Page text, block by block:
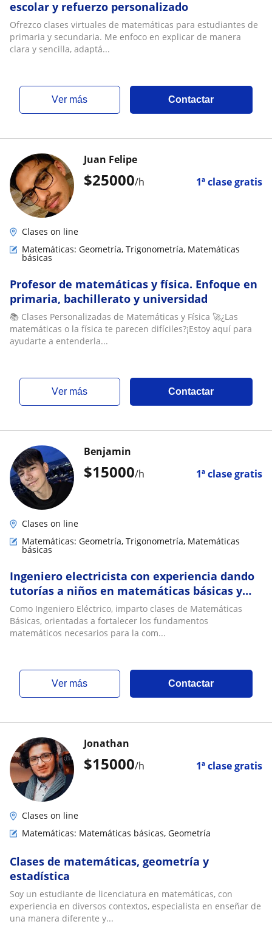
escolar y refuerzo personalizado
Ofrezco clases virtuales de matemáticas para estudiantes de
primaria y secundaria. Me enfoco en explicar de manera
clara y sencilla, adaptá...
ver más Contactar
$25000/h 1ª clase gratis
Juan Felipe
Clases on line
Matemáticas: Geometría, Trigonometría, Matemáticas
básicas
Profesor de matemáticas y física. Enfoque en
primaria, bachillerato y universidad
📚 Clases Personalizadas de Matemáticas y Física 🚀¿Las
matemáticas o la física te parecen difíciles?¡Estoy aquí para
ayudarte a entenderla...
ver más Contactar
$15000/h 1ª clase gratis
Benjamin
Clases on line
Matemáticas: Geometría, Trigonometría, Matemáticas
básicas
Ingeniero electricista con experiencia dando
tutorías a niños en matemáticas básicas y
fisicas
Como Ingeniero Eléctrico, imparto clases de Matemáticas
Básicas, orientadas a fortalecer los fundamentos
matemáticos necesarios para la com...
ver más Contactar
$15000/h 1ª clase gratis
Jonathan
Clases on line
Matemáticas: Matemáticas básicas, Geometría
Clases de matemáticas, geometría y
estadística
Soy un estudiante de licenciatura en matemáticas, con
experiencia en diversos contextos, especialista en enseñar de
una manera diferente y...